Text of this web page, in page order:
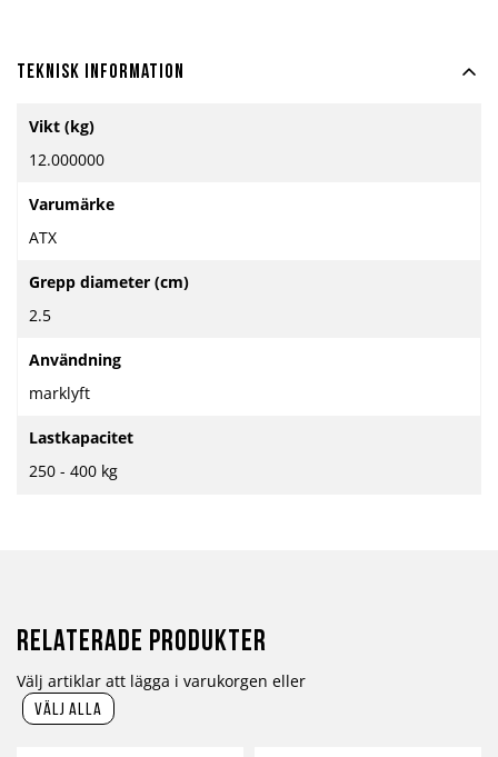
Teknisk information
information
Vikt (kg)
12.000000
Varumärke
ATX
Grepp diameter (cm)
2.5
Användning
marklyft
Lastkapacitet
250 - 400 kg
Relaterade produkter
Välj artiklar att lägga i varukorgen eller
välj alla